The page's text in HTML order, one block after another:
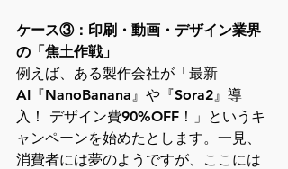
ケース③：印刷・動画・デザイン業界
の「焦土作戦」
例えば、ある製作会社が「最新
AI『NanoBanana』や『Sora2』導
入！ デザイン費90%OFF！」というキ
ャンペーンを始めたとします。一見、
消費者には夢のようですが、ここには